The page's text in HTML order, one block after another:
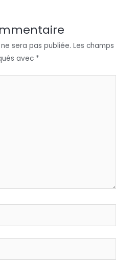
sera pas publiée. Les champs
avec *